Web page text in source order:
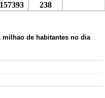
157393 238
milhao de habitantes no dia